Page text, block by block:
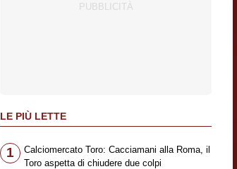
LE PIÙ LETTE
1
Calciomercato Toro: Cacciamani alla Roma, il
Toro aspetta di chiudere due colpi